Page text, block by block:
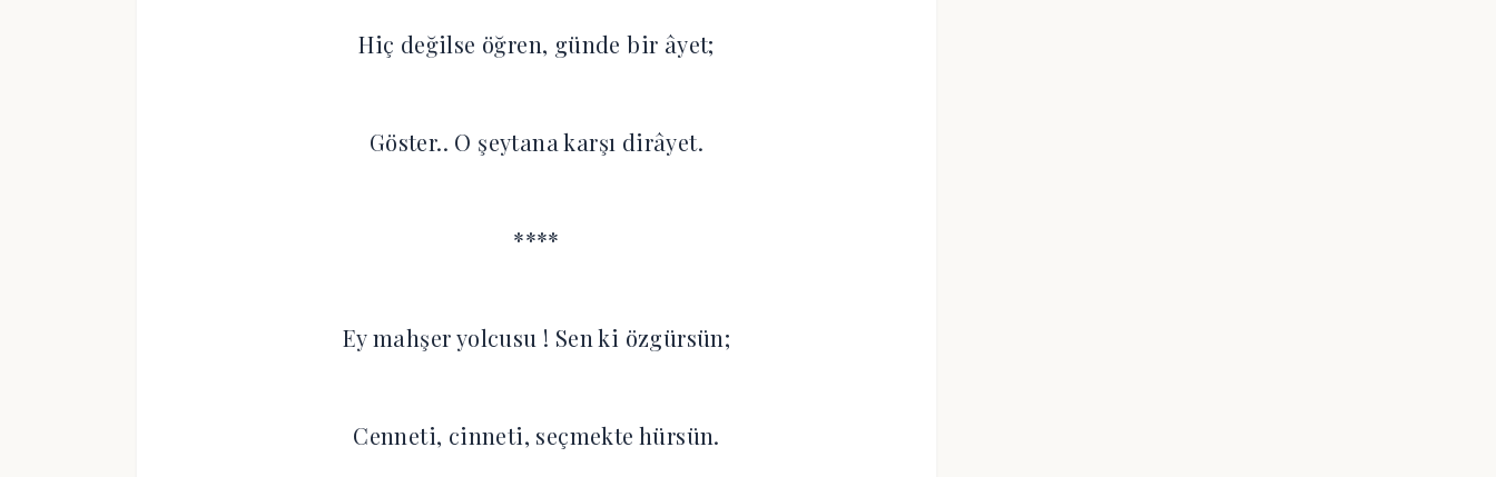
Hiç değilse öğren, günde bir âyet;
Göster.. O şeytana karşı dirâyet.
****
Ey mahşer yolcusu ! Sen ki özgürsün;
Cenneti, cinneti, seçmekte hürsün.